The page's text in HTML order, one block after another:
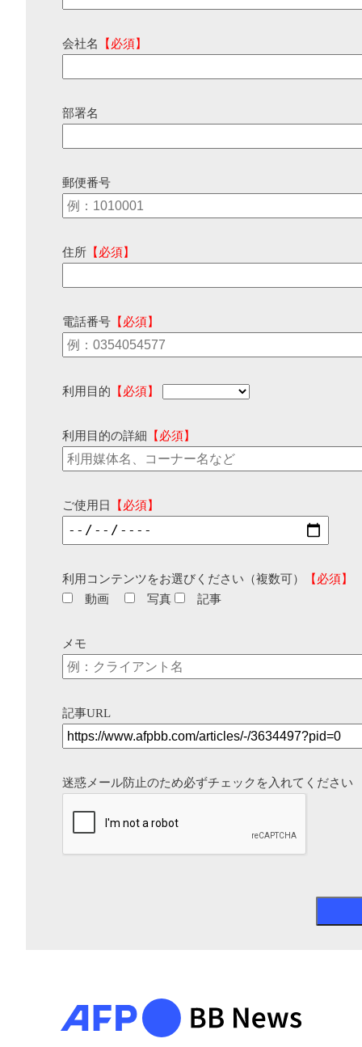
会社名 【必須】
部署名
郵便番号
住所 【必須】
電話番号 【必須】
利用目的 【必須】
利用目的の詳細 【必須】
ご使用日 【必須】
利用コンテンツをお選びください（複数可）
【必須】
動画
写真 記事
メモ
記事URL
迷惑メール防止のため必ずチェックを入れてください